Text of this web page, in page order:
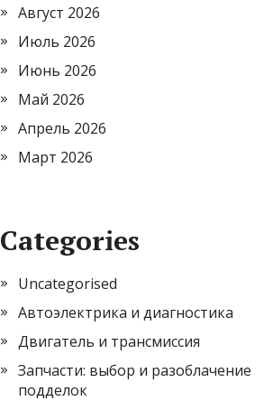
Август 2026
Июль 2026
Июнь 2026
Май 2026
Апрель 2026
Март 2026
Categories
Uncategorised
Автоэлектрика и диагностика
Двигатель и трансмиссия
Запчасти: выбор и разоблачение
подделок